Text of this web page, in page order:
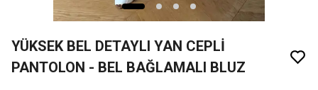
YÜKSEK BEL DETAYLI YAN CEPLİ
PANTOLON - BEL BAĞLAMALI BLUZ